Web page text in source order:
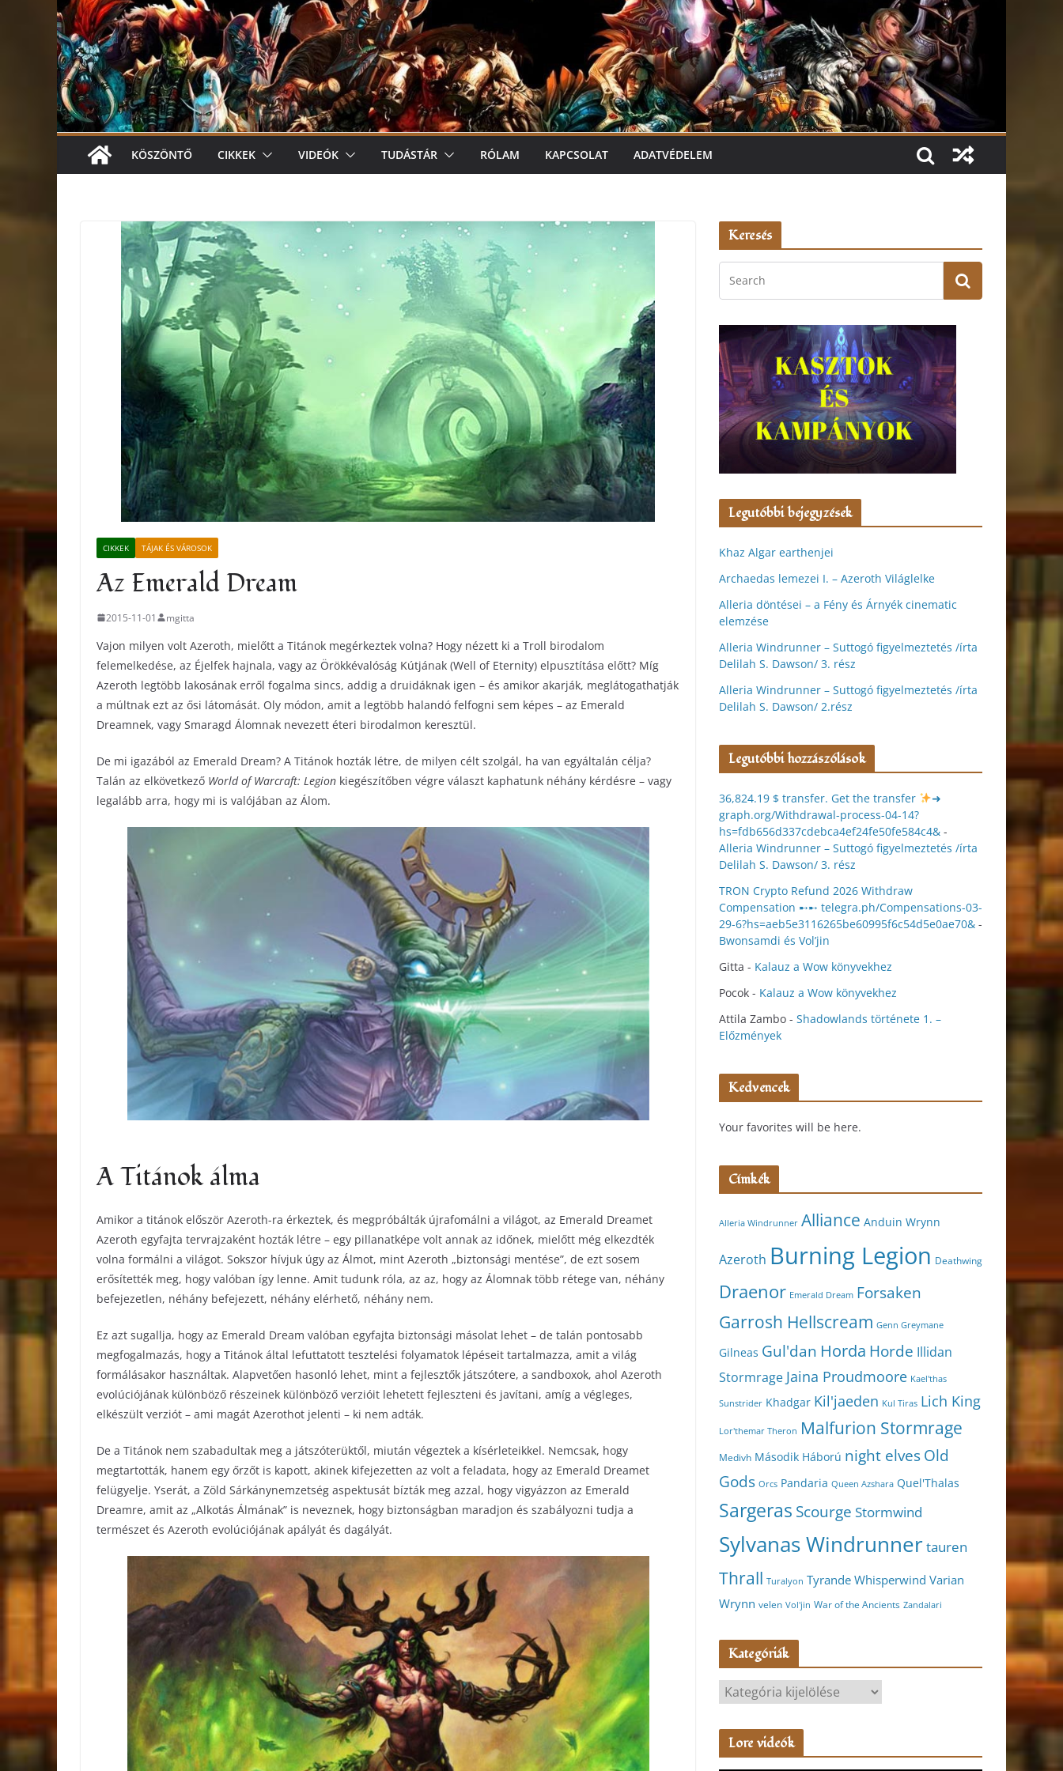
KÖSZÖNTŐ CIKKEK VIDEÓK TUDÁSTÁR RÓLAM KAPCSOLAT ADATVÉDELEM
CIKKEK TÁJAK ÉS VÁROSOK
Az Emerald Dream
2015-11-01 mgitta
Vajon milyen volt Azeroth, mielőtt a Titánok megérkeztek volna? Hogy nézett ki a Troll birodalom
felemelkedése, az Éjelfek hajnala, vagy az Örökkévalóság Kútjának (Well of Eternity) elpusztítása előtt? Míg
Azeroth legtöbb lakosának erről fogalma sincs, addig a druidáknak igen – és amikor akarják, meglátogathatják
a múltnak ezt az ősi látomását. Oly módon, amit a legtöbb halandó felfogni sem képes – az Emerald
Dreamnek, vagy Smaragd Álomnak nevezett éteri birodalmon keresztül.
De mi igazából az Emerald Dream? A Titánok hozták létre, de milyen célt szolgál, ha van egyáltalán célja?
Talán az elkövetkező World of Warcraft: Legion kiegészítőben végre választ kaphatunk néhány kérdésre – vagy
legalább arra, hogy mi is valójában az Álom.
A Titánok álma
Amikor a titánok először Azeroth-ra érkeztek, és megpróbálták újrafomálni a világot, az Emerald Dreamet
Azeroth egyfajta tervrajzaként hozták létre – egy pillanatképe volt annak az időnek, mielőtt még elkezdték
volna formálni a világot. Sokszor hívjuk úgy az Álmot, mint Azeroth „biztonsági mentése”, de ezt sosem
erősítették meg, hogy valóban így lenne. Amit tudunk róla, az az, hogy az Álomnak több rétege van, néhány
befejezetlen, néhány befejezett, néhány elérhető, néhány nem.
Ez azt sugallja, hogy az Emerald Dream valóban egyfajta biztonsági másolat lehet – de talán pontosabb
megfogalmazás, hogy a Titánok által lefuttatott tesztelési folyamatok lépéseit tartalmazza, amit a világ
formálásakor használtak. Alapvetően hasonló lehet, mint a fejlesztők játszótere, a sandboxok, ahol Azeroth
evolúciójának különböző részeinek különböző verzióit lehetett fejleszteni és javítani, amíg a végleges,
elkészült verziót – ami magát Azerothot jelenti – ki nem adták.
De a Titánok nem szabadultak meg a játszóterüktől, miután végeztek a kísérleteikkel. Nemcsak, hogy
megtartották, hanem egy őrzőt is kapott, akinek kifejezetten az volt a feladata, hogy az Emerald Dreamet
felügyelje. Yserát, a Zöld Sárkánynemzetség aspektusát bízták meg azzal, hogy vigyázzon az Emerald
Dreamre, amit az „Alkotás Álmának” is neveznek, hogy biztonságban maradjon és szabályozni tudja a
természet és Azeroth evolúciójának apályát és dagályát.
Keresés
Legutóbbi bejegyzések
Khaz Algar earthenjei
Archaedas lemezei I. – Azeroth Világlelke
Alleria döntései – a Fény és Árnyék cinematic
elemzése
Alleria Windrunner – Suttogó figyelmeztetés /írta
Delilah S. Dawson/ 3. rész
Alleria Windrunner – Suttogó figyelmeztetés /írta
Delilah S. Dawson/ 2.rész
Legutóbbi hozzászólások
36,824.19 $ transfer. Get the transfer
➜
graph.org/Withdrawal-process-04-14?
hs=fdb656d337cdebca4ef24fe50fe584c4& -
Alleria Windrunner – Suttogó figyelmeztetés /írta
Delilah S. Dawson/ 3. rész
TRON Crypto Refund 2026 Withdraw
Compensation ➸➸ telegra.ph/Compensations-03-
29-6?hs=aeb5e3116265be60995f6c54d5e0ae70& -
Bwonsamdi és Vol’jin
Gitta - Kalauz a Wow könyvekhez
Pocok - Kalauz a Wow könyvekhez
Attila Zambo - Shadowlands története 1. –
Előzmények
Kedvencek
Your favorites will be here.
Címkék
Alleria Windrunner Alliance Anduin Wrynn
Azeroth Burning Legion Deathwing
Draenor Emerald Dream Forsaken
Garrosh Hellscream Genn Greymane
Gilneas Gul'dan Horda Horde Illidan
Stormrage Jaina Proudmoore Kael'thas
Sunstrider Khadgar Kil'jaeden Kul Tiras Lich King
Lor'themar Theron Malfurion Stormrage
Medivh Második Háború night elvesOld
Gods Orcs Pandaria Queen Azshara Quel'Thalas
Sargeras Scourge Stormwind
Sylvanas Windrunnertauren
Thrall Turalyon Tyrande Whisperwind Varian
Wrynn velen Vol'jin War of the Ancients Zandalari
Kategóriák
a
t
g
Lore videók